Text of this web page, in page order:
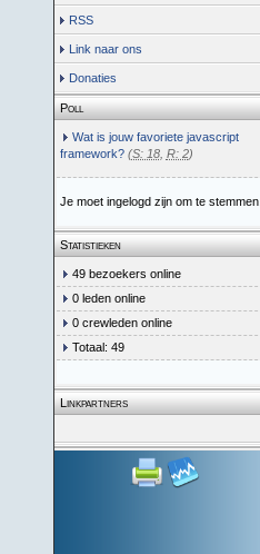
RSS
Link naar ons
Donaties
Poll
Wat is jouw favoriete javascript
framework? (S: 18, R: 2)
Je moet ingelogd zijn om te stemmen.
Statistieken
49 bezoekers online
0 leden online
0 crewleden online
Totaal: 49
Linkpartners